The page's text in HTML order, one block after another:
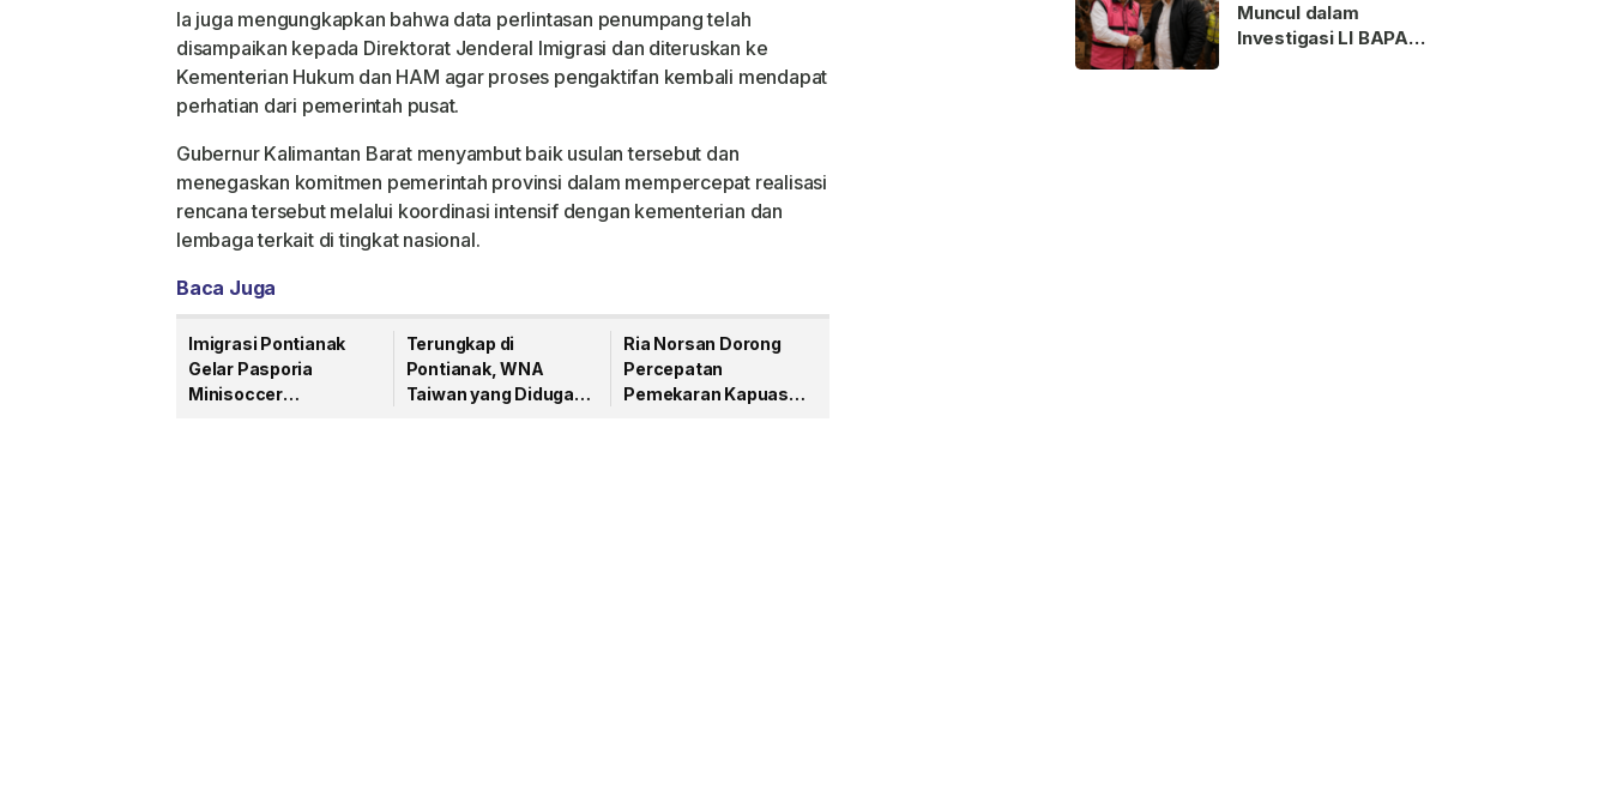
Ia juga mengungkapkan bahwa data perlintasan penumpang telah
disampaikan kepada Direktorat Jenderal Imigrasi dan diteruskan ke
Kementerian Hukum dan HAM agar proses pengaktifan kembali mendapat
perhatian dari pemerintah pusat.
Gubernur Kalimantan Barat menyambut baik usulan tersebut dan
menegaskan komitmen pemerintah provinsi dalam mempercepat realisasi
rencana tersebut melalui koordinasi intensif dengan kementerian dan
lembaga terkait di tingkat nasional.
Baca Juga
Imigrasi Pontianak
Gelar Pasporia
Minisoccer
Terungkap di
Pontianak, WNA
Taiwan yang Diduga
Ria Norsan Dorong
Percepatan
Pemekaran Kapuas
Muncul dalam
Investigasi LI BAPAN